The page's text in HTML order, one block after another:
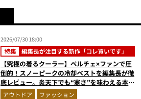
2026/07/30 18:00
特集 編集長が注目する新作「コレ買いです」
【究極の着るクーラー】ペルチェ×ファンで圧
倒的！スノーピークの冷却ベストを編集長が徹
底レビュー。炎天下でも“寒さ”を味わえる本気
のギア『コレ買いです』Vol.172
アウトドア ファッション